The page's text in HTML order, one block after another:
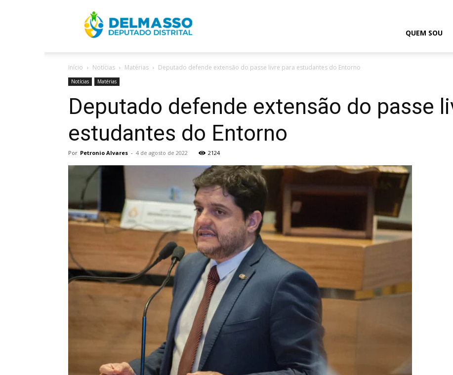
QUEM SOU
Início Notícias Matérias Deputado defende extensão do passe livre para estudantes do Entorno
Notícias Matérias
Deputado defende extensão do passe
estudantes do Entorno
Por Petronio Alvares - 4 de agosto de 2022 2124